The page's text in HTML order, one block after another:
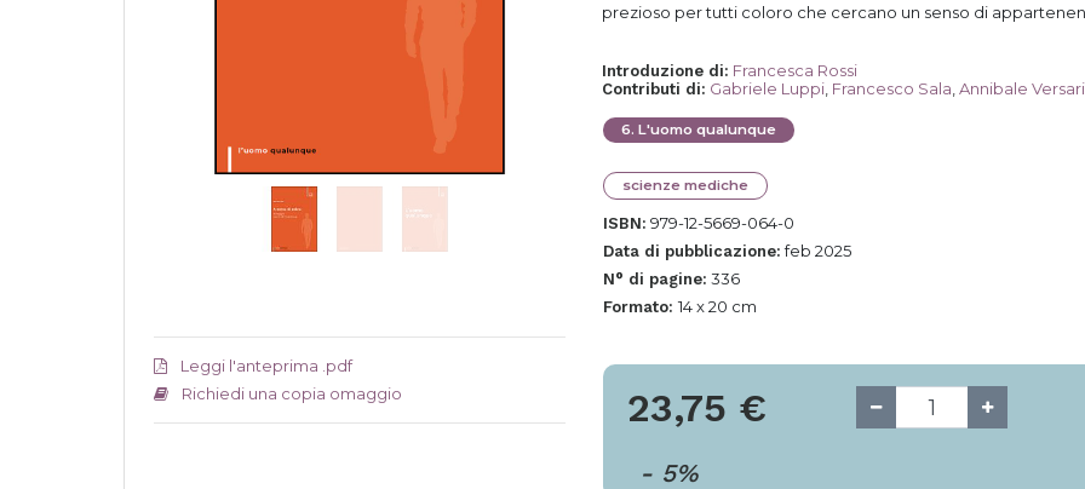
Leggi l'anteprima .pdf
Richiedi una copia omaggio
prezioso per tutti coloro che cercano un senso di
Introduzione di: Francesca Rossi
Contributi di: Gabriele Luppi Francesco Sala Annibale Versari
6. L'uomo qualunque
scienze mediche
ISBN: 979-12-5669-064-0
Data di pubblicazione: feb 2025
N° di pagine: 336
Formato: 14 x 20 cm
23,75 €
- 5%